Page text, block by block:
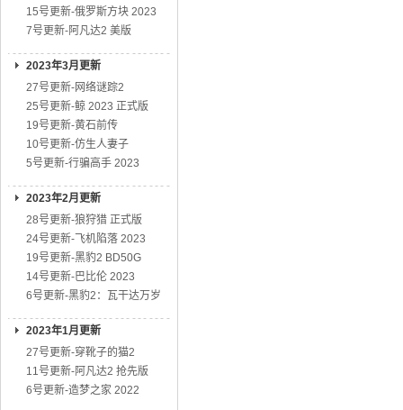
15号更新-俄罗斯方块 2023
7号更新-阿凡达2 美版
2023年3月更新
27号更新-网络谜踪2
25号更新-鲸 2023 正式版
19号更新-黄石前传
10号更新-仿生人妻子
5号更新-行骗高手 2023
2023年2月更新
28号更新-狼狩猎 正式版
24号更新-飞机陷落 2023
19号更新-黑豹2 BD50G
14号更新-巴比伦 2023
6号更新-黑豹2：瓦干达万岁
2023年1月更新
27号更新-穿靴子的猫2
11号更新-阿凡达2 抢先版
6号更新-造梦之家 2022